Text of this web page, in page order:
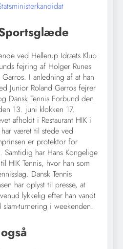
ved Hellerup Idræts Klub
fejring af Holger Runes
I anledning af at han
Junior Roland Garros fejrer
Dansk Tennis Forbund den
13. juni klokken 17.
afholdt i Restaurant HIK i
været til stede ved
er protektor for
Samtidig har Hans Kongelige
HIK Tennis, hvor han som
Dansk Tennis
har oplyst til presse, at
lykkelig efter han vandt
turnering i weekenden.